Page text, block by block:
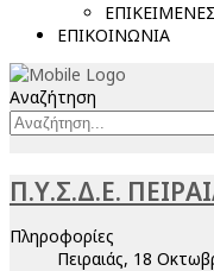
ΕΠΙΚΟΙΝΩΝΙΑ
Αναζήτηση
Π.Υ.Σ.Δ.Ε.
Πληροφορίες
Πειραιάς, 18